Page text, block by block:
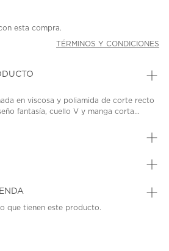
esta compra.
TÉRMINOS Y CONDICIONES
en viscosa y poliamida de corte recto
fantasía, cuello V y manga corta...
que tienen este producto.